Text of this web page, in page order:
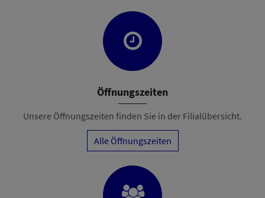
Öffnungszeiten
Unsere Öffnungszeiten finden Sie in der Filialübersicht.
Alle Öffnungszeiten